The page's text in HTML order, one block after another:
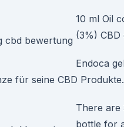
10 ml Oil
(3%) CBD
Endoca
für seine CBD Produkte.
There are
bottle for